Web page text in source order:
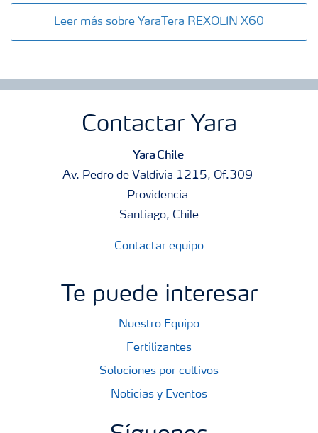
Leer más sobre YaraTera REXOLIN X60
Contactar Yara
Yara Chile
Av. Pedro de Valdivia 1215, Of.309
Providencia
Santiago, Chile
Contactar equipo
Te puede interesar
Nuestro Equipo
Fertilizantes
Soluciones por cultivos
Noticias y Eventos